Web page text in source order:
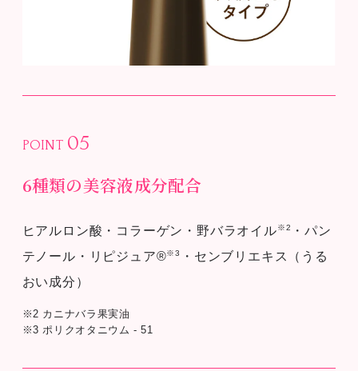
POINT 05
6種類の美容液成分配合
ヒアルロン酸・コラーゲン・野バラオイル※2
・パン
テノール・リピジュア®※3
・センブリエキス（うる
おい成分）
※2 カニナバラ果実油
※3 ポリクオタニウム - 51